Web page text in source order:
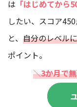
は 「はじめてから
したい、スコア
と、 自分のレベル
ポイント。
＼3か月で